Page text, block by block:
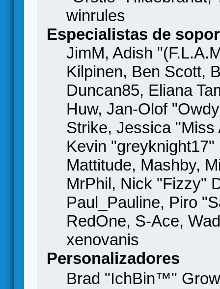
winrules
Especialistas de
JimM, Adish
Kilpinen, Ben Scott,
Duncan85, Eliana
Huw, Jan-Olof
Strike, Jessica
Kevin
Mattitude, Mashby,
MrPhil, Nick "Fizzy"
Paul_Pauline, Piro
RedOne, S-Ace,
xenovanis
Personalizadores
Brad "IchBin™"